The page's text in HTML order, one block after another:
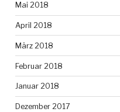
Mai 2018
April 2018
März 2018
Februar 2018
Januar 2018
Dezember 2017